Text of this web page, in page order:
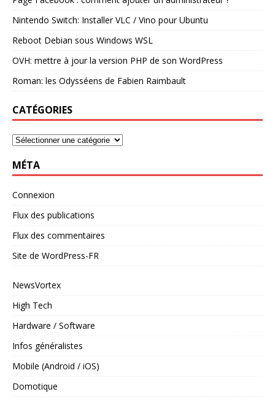
Nintendo Switch: Installer VLC / Vino pour Ubuntu
Reboot Debian sous Windows WSL
OVH: mettre à jour la version PHP de son WordPress
Roman: les Odysséens de Fabien Raimbault
CATÉGORIES
MÉTA
Connexion
Flux des publications
Flux des commentaires
Site de WordPress-FR
NewsVortex
High Tech
Hardware / Software
Infos généralistes
Mobile (Android / iOS)
Domotique